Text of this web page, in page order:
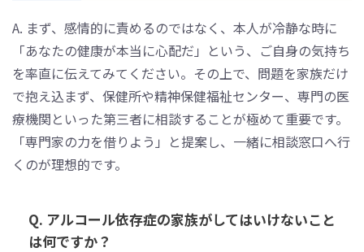
A. まず、感情的に責めるのではなく、本人が冷静な時に
「あなたの健康が本当に心配だ」という、ご自身の気持ち
を率直に伝えてみてください。その上で、問題を家族だけ
で抱え込まず、保健所や精神保健福祉センター、専門の医
療機関といった第三者に相談することが極めて重要です。
「専門家の力を借りよう」と提案し、一緒に相談窓口へ行
くのが理想的です。
Q. アルコール依存症の家族がしてはいけないこと
は何ですか？